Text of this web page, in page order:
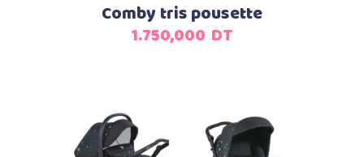
Comby tris pousette
1.750,000 DT